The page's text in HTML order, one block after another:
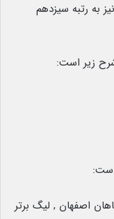
به رتبه سیزدهم
شرح زیر است: